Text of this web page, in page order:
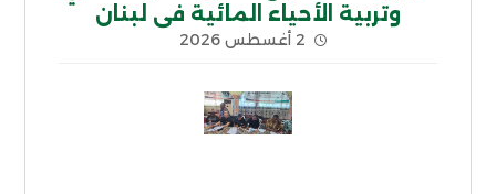
وتربية الأحياء المائية في لبنان
2 أغسطس 2026